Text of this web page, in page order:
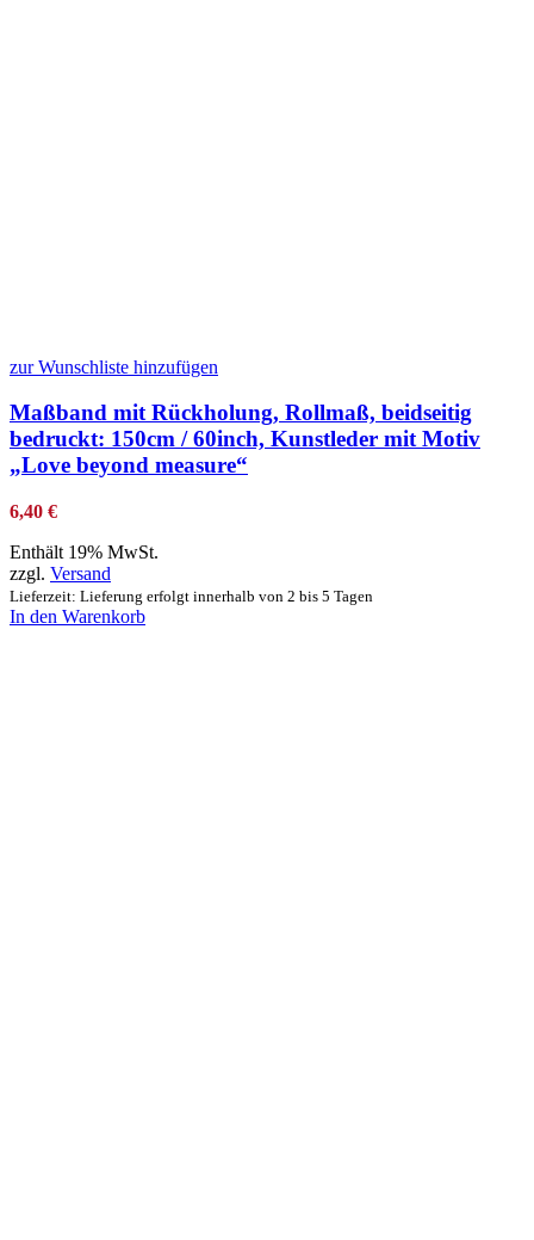
zur Wunschliste hinzufügen
Maßband mit Rückholung, Rollmaß, beidseitig
bedruckt: 150cm / 60inch, Kunstleder mit Motiv
„Love beyond measure“
6,40 €
Enthält 19% MwSt.
zzgl. Versand
Lieferzeit: Lieferung erfolgt innerhalb von 2 bis 5 Tagen
In den Warenkorb